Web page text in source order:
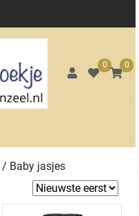
0 0
/ Baby jasjes